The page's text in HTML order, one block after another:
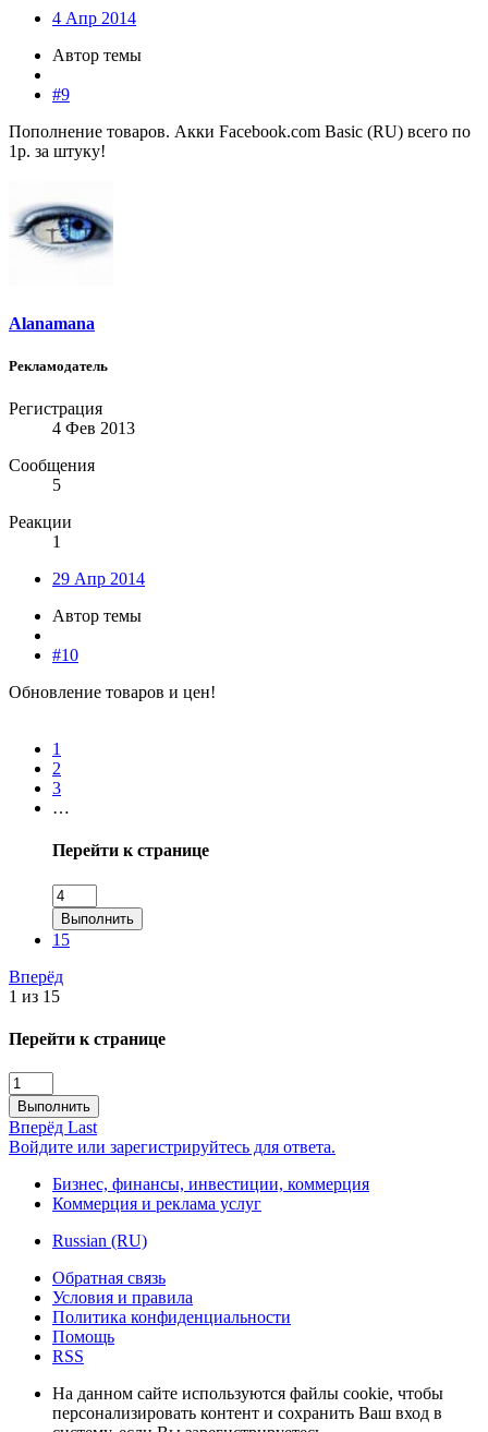
4 Апр 2014
Автор темы
#9
Пополнение товаров. Акки Facebook.com Basic (RU) всего по
1р. за штуку!
Alanamana
Рекламодатель
Регистрация
4 Фев 2013
Сообщения
5
Реакции
1
29 Апр 2014
Автор темы
#10
Обновление товаров и цен!
1
2
3
…
Перейти к странице
Выполнить
15
Вперёд
1 из 15
Перейти к странице
Выполнить
Вперёд Last
Войдите или зарегистрируйтесь для ответа.
Бизнес, финансы, инвестиции, коммерция
Коммерция и реклама услуг
Russian (RU)
Обратная связь
Условия и правила
Политика конфиденциальности
Помощь
RSS
На данном сайте используются файлы cookie, чтобы
персонализировать контент и сохранить Ваш вход в